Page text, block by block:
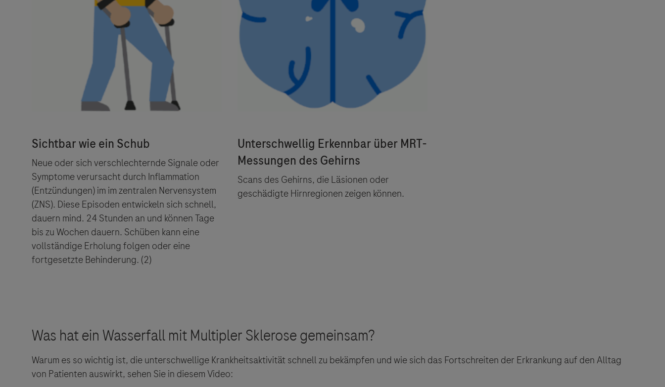
Neue oder sich verschlechternde Signale oder
Symptome verursacht durch Inflammation
(Entzündungen) im im zentralen Nervensystem
(ZNS). Diese Episoden entwickeln sich schnell,
dauern mind. 24 Stunden an und können Tage
bis zu Wochen dauern. Schüben kann eine
vollständige Erholung folgen oder eine
fortgesetzte Behinderung. (2)
Scans des Gehirns, die Läsionen oder
geschädigte Hirnregionen zeigen können.
Warum es so wichtig ist, die unterschwellige Krankheitsaktivität schnell zu bekämpfen und wie sich das Fortschreiten der Erkrankung auf den Alltag
von Patienten auswirkt, sehen Sie in diesem Video:Links zu Websites Dritter werden im Sinne des Servicegedankens angeboten.